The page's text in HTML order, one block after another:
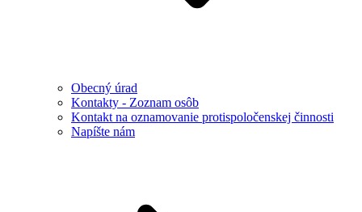
Obecný úrad
Kontakty - Zoznam osôb
Kontakt na oznamovanie protispoločenskej činnosti
Napíšte nám